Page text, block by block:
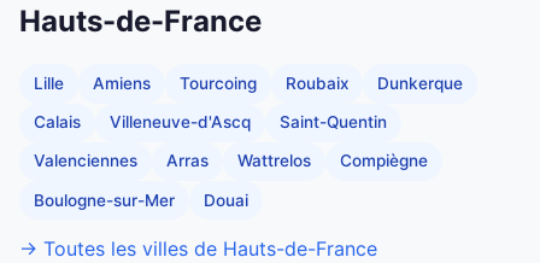
Hauts-de-France
Lille Amiens Tourcoing Roubaix Dunkerque
Calais Villeneuve-d'Ascq Saint-Quentin
Valenciennes Arras Wattrelos Compiègne
Boulogne-sur-Mer Douai
→ Toutes les villes de Hauts-de-France